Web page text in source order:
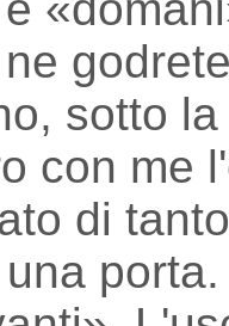
sotto
con me
di